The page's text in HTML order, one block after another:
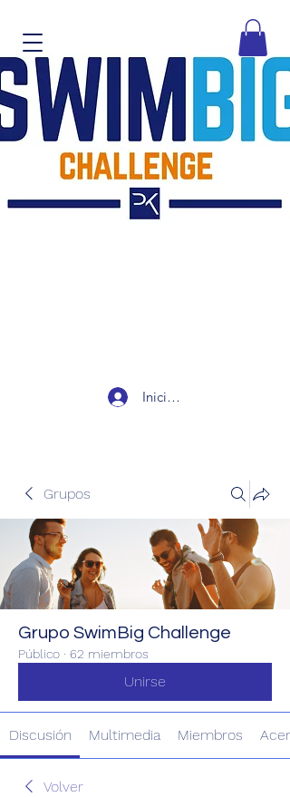
Iniciar sesión
Grupos
Grupo SwimBig Challenge
Público · 62 miembros
Unirse
Discusión Multimedia Miembros
Volver